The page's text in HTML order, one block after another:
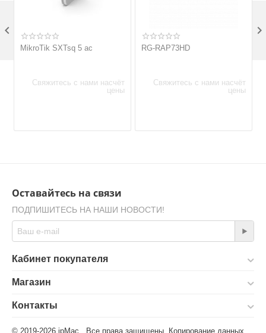
MikroTik SXTsq 5 ac
Свяжитесь с нами насчёт
цены
RG-RAP73HD
Свяжитесь с нами насчёт
цены
 
Оставайтесь на связи
ПОДПИШИТЕСЬ НА НАШИ НОВОСТИ!
Кабинет покупателя
Магазин
Контакты
© 2019-2026 ipMac. Все права защищены. Копирование данных